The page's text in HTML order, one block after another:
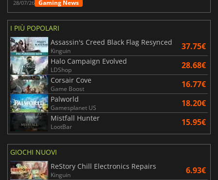
28/07/26 Gaming News
I PIÙ POPOLARI
Assassin's Creed Black Flag Resynced
Kinguin 37.75€
Halo Campaign Evolved
LDShop 28.68€
Corsair Cove
Game Boost 16.77€
Palworld
Gamesplanet US 18.20€
Mistfall Hunter
LootBar 15.95€
GIOCHI NUOVI
ReStory Chill Electronics Repairs
Kinguin 6.93€